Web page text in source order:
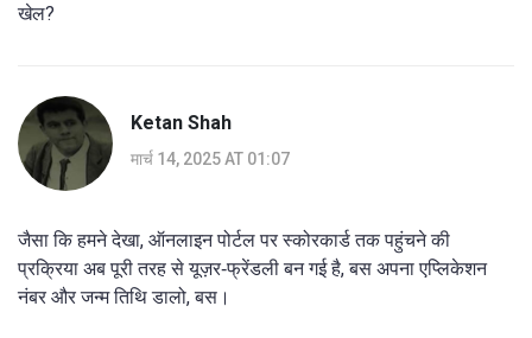
खेल?
Ketan Shah
मार्च 14, 2025 AT 01:07
जैसा कि हमने देखा, ऑनलाइन पोर्टल पर स्कोरकार्ड तक पहुंचने की
प्रक्रिया अब पूरी तरह से यूज़र‑फ्रेंडली बन गई है, बस अपना एप्लिकेशन
नंबर और जन्म तिथि डालो, बस।